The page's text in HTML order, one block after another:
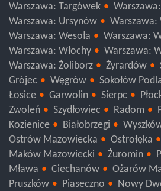
Warszawa: Rembertów
Warszawa: Targówek
Warszawa: Ursynów
Warszawa:
Warszawa: Wesoła
Warszawa:
Warszawa: Włochy
Warszawa:
Warszawa: Żoliborz
Żyrardów
Grójec
Węgrów Sokołów
Łosice
Garwolin Sierpc
Zwoleń
Szydłowiec Radom
Kozienice
Białobrzegi Wyszków
Ostrów Mazowiecka
Ostrołęka
Maków Mazowiecki
Żuromin
Mława
Ciechanów
Ożarów